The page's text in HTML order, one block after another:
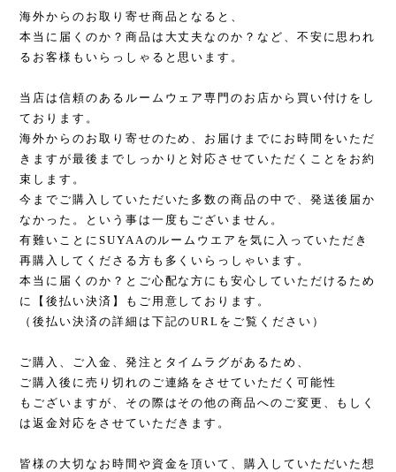
海外からのお取り寄せ商品となると、
本当に届くのか？商品は大丈夫なのか？など、不安に思われ
るお客様もいらっしゃると思います。
当店は信頼のあるルームウェア専門のお店から買い付けをし
ております。
海外からのお取り寄せのため、お届けまでにお時間をいただ
きますが最後までしっかりと対応させていただくことをお約
束します。
今までご購入していただいた多数の商品の中で、発送後届か
なかった。という事は一度もございません。
有難いことにSUYAAのルームウエアを気に入っていただき
再購入してくださる方も多くいらっしゃいます。
本当に届くのか？とご心配な方にも安心していただけるため
に【後払い決済】もご用意しております。
（後払い決済の詳細は下記のURLをご覧ください）
ご購入、ご入金、発注とタイムラグがあるため、
ご購入後に売り切れのご連絡をさせていただく可能性
もございますが、その際はその他の商品へのご変更、もしく
は返金対応をさせていただきます。
皆様の大切なお時間や資金を頂いて、購入していただいた想